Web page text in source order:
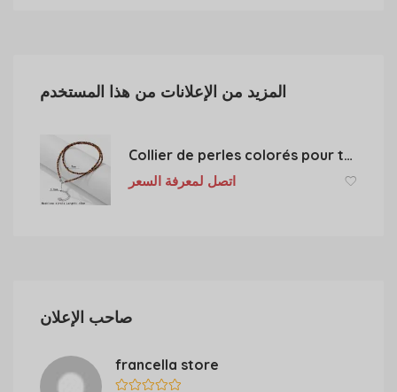
المزيد من الإعلانات من هذا المستخدم
Collier de perles colorés pour toute occasion
اتصل لمعرفة السعر
صاحب الإعلان
francella store